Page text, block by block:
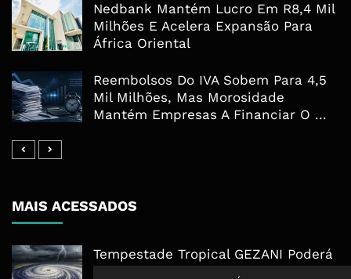
Nedbank Mantém Lucro Em R8,4 Mil
Milhões E Acelera Expansão Para
África Oriental
Reembolsos Do IVA Sobem Para 4,5
Mil Milhões, Mas Morosidade
Mantém Empresas A Financiar O ...
MAIS ACESSADOS
Tempestade Tropical GEZANI Poderá